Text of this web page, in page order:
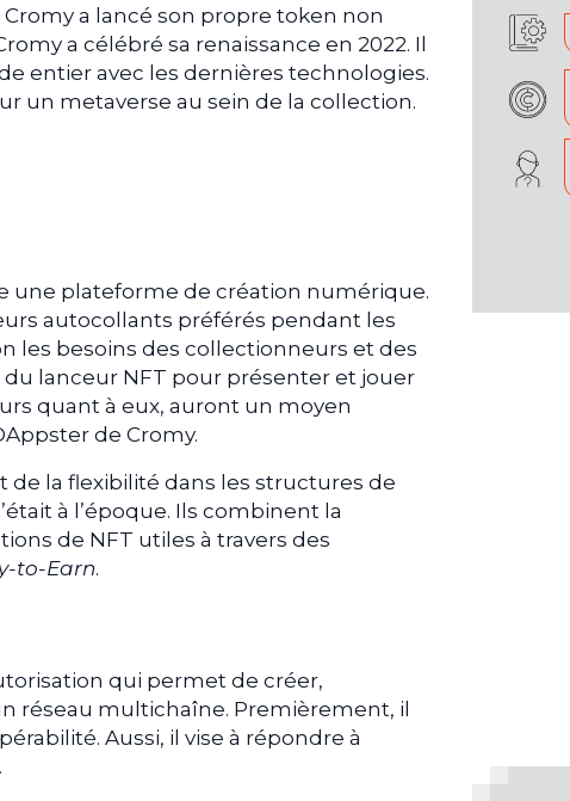
a lancé son propre token non
a célébré sa renaissance en 2022. Il
entier avec les dernières technologies.
un metaverse au sein de la collection.
une plateforme de création numérique.
autocollants préférés pendant les
les besoins des collectionneurs et des
lanceur NFT pour présenter et jouer
quant à eux, auront un moyen
de Cromy.
de la flexibilité dans les structures de
à l’époque. Ils combinent la
de NFT utiles à travers des
to-Earn.
qui permet de créer,
réseau multichaîne. Premièrement, il
Aussi, il vise à répondre à